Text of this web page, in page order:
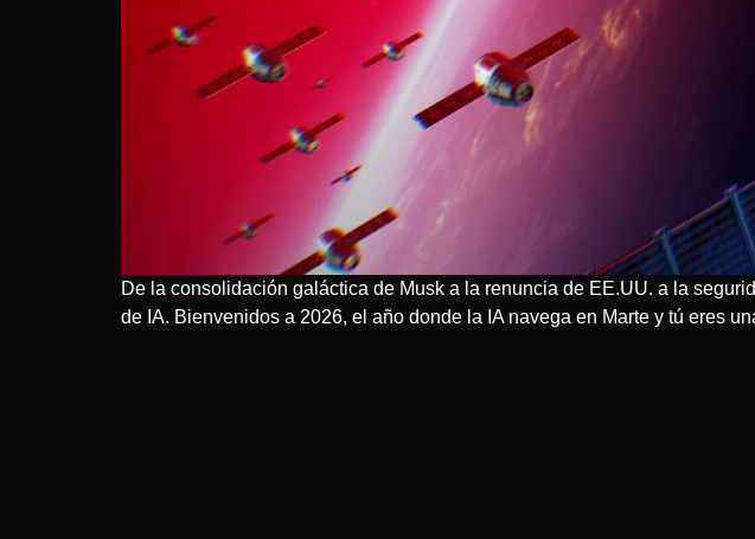
De la consolidación galáctica de Musk a la renuncia de EE.UU. a la
de IA. Bienvenidos a 2026, el año donde la IA navega en Marte y tú eres